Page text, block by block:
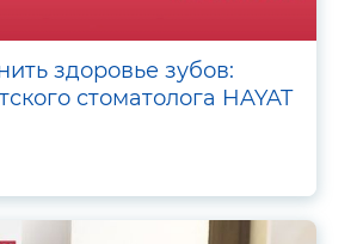
здоровье зубов:
стоматолога HAYAT